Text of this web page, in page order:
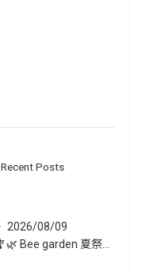
Recent Posts
2026/08/09
🎐🌿 Bee garden 夏祭り開催！ 🌿🎐